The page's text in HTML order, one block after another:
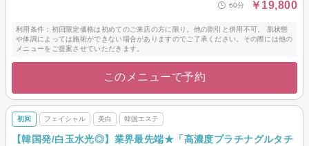
60分 ￥19,800
利用条件：初回限定価格は初めてのご来店の方に限り。他の割引と併用不可。 肌状態
や体調によっては施術ができない場合がありますのでご了承ください。その際には他の
メニューをご提案させていただきます。
このメニューで予約
初回 フェイシャル 美白 韓国エステ
【韓国発/白玉水光◎】業界最先端★「高濃度プラチナグルタチ